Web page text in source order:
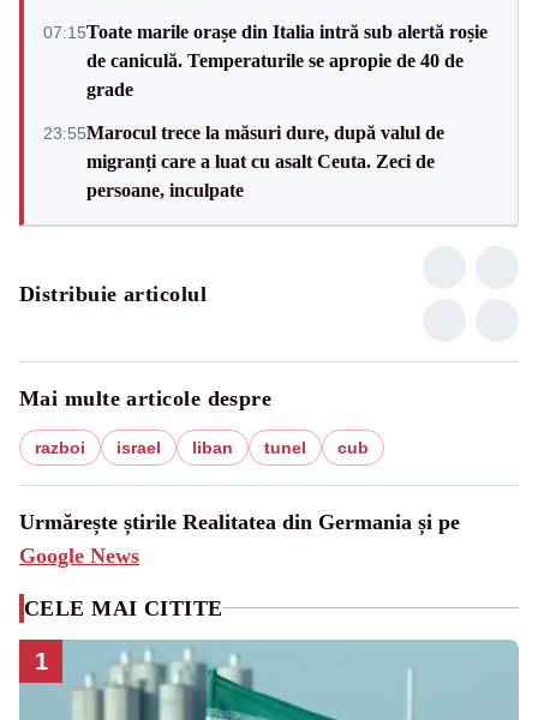
07:15Toate marile orașe din Italia intră sub alertă roșie
de caniculă. Temperaturile se apropie de 40 de
grade
23:55Marocul trece la măsuri dure, după valul de
migranți care a luat cu asalt Ceuta. Zeci de
persoane, inculpate
Distribuie articolul
Mai multe articole despre
razboi israel liban tunel cub
Urmărește știrile Realitatea din Germania și pe
Google News
CELE MAI CITITE
1